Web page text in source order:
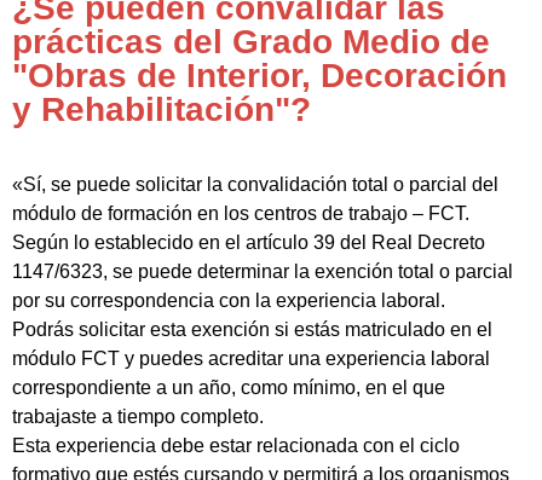
¿Se pueden convalidar las
prácticas del Grado Medio de
"Obras de Interior, Decoración
y Rehabilitación"?
«Sí, se puede solicitar la convalidación total o parcial del
módulo de formación en los centros de trabajo – FCT.
Según lo establecido en el artículo 39 del Real Decreto
1147/6323, se puede determinar la exención total o parcial
por su correspondencia con la experiencia laboral.
Podrás solicitar esta exención si estás matriculado en el
módulo FCT y puedes acreditar una experiencia laboral
correspondiente a un año, como mínimo, en el que
trabajaste a tiempo completo.
Esta experiencia debe estar relacionada con el ciclo
formativo que estés cursando y permitirá a los organismos